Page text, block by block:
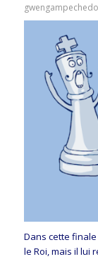
Dans cette
le Roi, mais il lui